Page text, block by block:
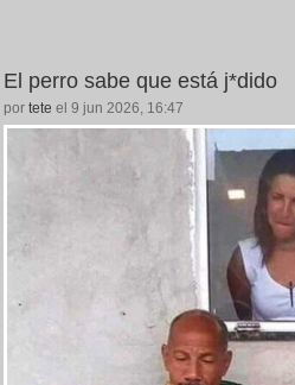
El perro sabe que está j*dido
por tete el 9 jun 2026, 16:47